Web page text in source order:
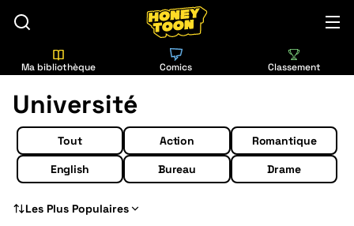
Ma bibliothèque Comics Classement
Université
Tout Action
Romantique
English
Bureau Drame
Les Plus Populaires